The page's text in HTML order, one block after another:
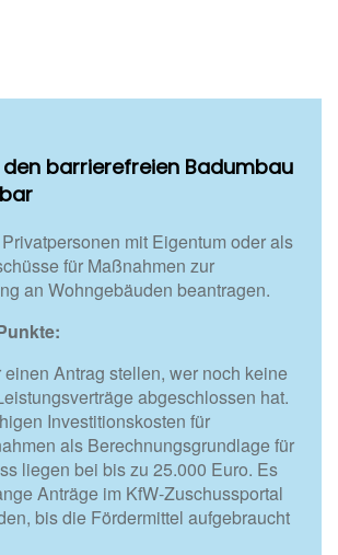
barrierefreien Badumbau
mit Eigentum oder als
für Maßnahmen zur
an Wohngebäuden beantragen.
einen Antrag stellen, wer noch keine
abgeschlossen hat.
Investitionskosten für
als Berechnungsgrundlage für
liegen bei bis zu 25.000 Euro. Es
Anträge im KfW-Zuschussportal
bis die Fördermittel aufgebraucht